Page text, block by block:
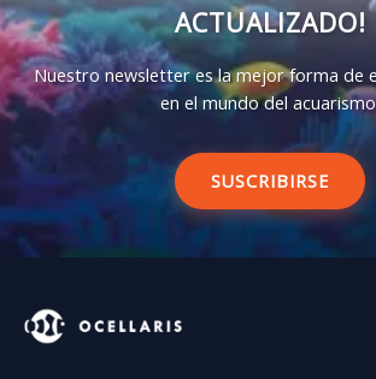
ACTUALIZADO!
Nuestro newsletter es la mejor forma de
en el mundo del
SUSCRIBIRSE